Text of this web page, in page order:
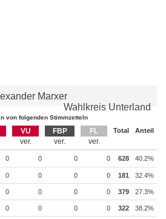
Marxer
Wahlkreis Unterland
von folgenden Stimmzetteln
VU FBP FL Total Anteil
0 0 0 0 628 40.2%
0 0 0 0 181 32.4%
0 0 0 0 379 27.3%
0 0 0 0 322 38.2%